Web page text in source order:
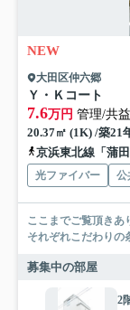
NEW
大田区仲六郷
Ｙ・Ｋコート
7.6万円 管理/共
20.37㎡ (1K) /築21
京浜東北線「蒲
光ファイバー 公
ここまでご覧頂きありがとうござ
それぞれこだわりの
募集中の部屋
2